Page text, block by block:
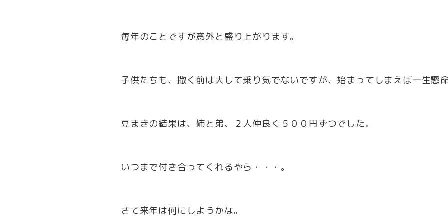
毎年のことですが意外と盛り上がります。
子供たちも、撒く前は大して乗り気でないですが、始まってしまえば一生懸
豆まきの結果は、姉と弟、２人仲良く５００円ずつでした。
いつまで付き合ってくれるやら・・・。
さて来年は何にしようかな。